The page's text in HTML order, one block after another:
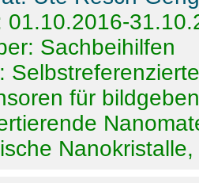
01.10.2016-
Sachbeihilfen
für